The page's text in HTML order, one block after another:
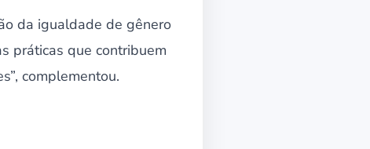
da igualdade de gênero
práticas que contribuem
complementou.